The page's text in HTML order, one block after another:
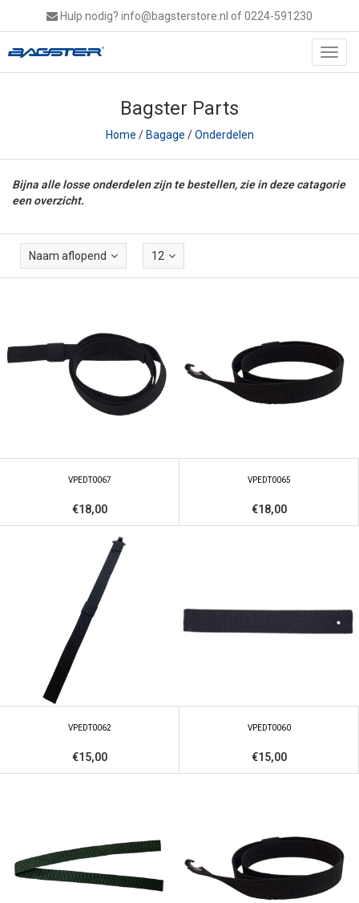
Hulp nodig? info@bagsterstore.nl of 0224-591230
Bagster Parts
Home /Bagage /Onderdelen
Bijna alle losse onderdelen zijn te bestellen, zie in deze catagorie
een overzicht.
Naam aflopend 12
VPEDT0067
€18,00
VPEDT0065
€18,00
VPEDT0062
€15,00
VPEDT0060
€15,00